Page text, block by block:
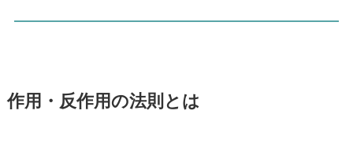
作用・反作用の法則とは